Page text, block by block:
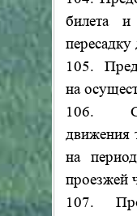
билета
пересадку
105.
на
106.
движения
на
проезжей
107.